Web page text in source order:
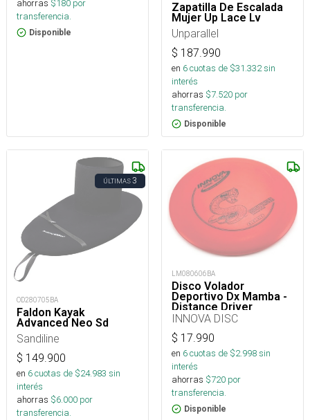
ahorras $180 por
transferencia.
Disponible
Zapatilla De Escalada
Mujer Up Lace Lv
Unparallel
$ 187.990
en 6cuotas de $31.332sin
interés
ahorras $7.520 por
transferencia.
Disponible
ÚLTIMAS3
OD280705BA
Faldon Kayak
Advanced Neo Sd
Sandiline
$ 149.900
en 6cuotas de $24.983 sin
interés
ahorras $6.000 por
transferencia.
LM080606BA
Disco Volador
Deportivo Dx Mamba -
Distance Driver
INNOVA DISC
$ 17.990
en 6cuotas de $2.998sin
interés
ahorras $720 por
transferencia.
Disponible